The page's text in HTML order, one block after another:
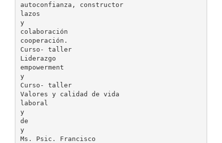
autoconfianza, constructor
lazos
y
colaboración
cooperación.
Curso- taller
Liderazgo
empowerment
y
Curso- taller
Valores y calidad de vida
laboral
y
de
y
Ms. Psic. Francisco